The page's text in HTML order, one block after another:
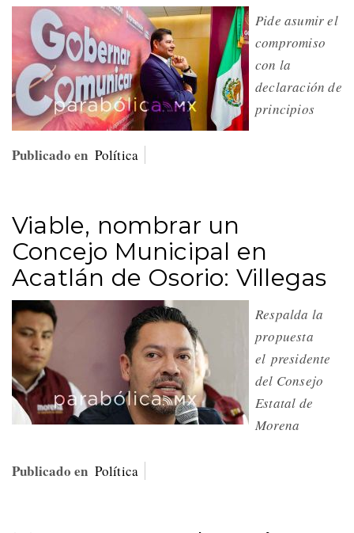
Pide asumir el
compromiso
con la
declaración de
principios
Publicado en Política
Viable, nombrar un
Concejo Municipal en
Acatlán de Osorio: Villegas
Respalda la
propuesta
el presidente
del Consejo
Estatal de
Morena
Publicado en Política